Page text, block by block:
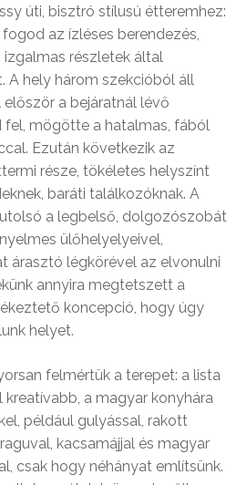
úti, bisztró stílusú étteremhez:
az ízléses berendezés,
részletek által
A hely három szekcióból áll
a bejáratnál lévő
mögötte a hatalmas, fából
Ezután következik az
része, tökéletes helyszínt
baráti találkozóknak. A
a legbelső, dolgozószobát
ülőhelyelyeivel,
árasztó légkörével az elvonulni
annyira megtetszett a
koncepció, hogy úgy
helyet.
felmértük a terepet: a lista
kreatívabb, a magyar konyhára
például gulyással, rakott
kacsamájjal és magyar
csak hogy néhányat említsünk.